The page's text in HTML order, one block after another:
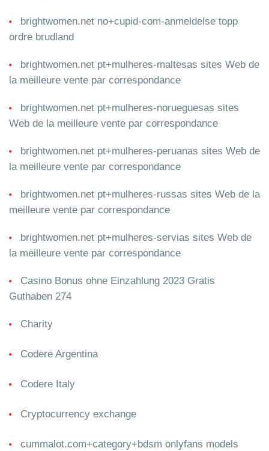
brightwomen.net no+cupid-com-anmeldelse topp
ordre brudland
brightwomen.net pt+mulheres-maltesas sites Web de
la meilleure vente par correspondance
brightwomen.net pt+mulheres-norueguesas sites
Web de la meilleure vente par correspondance
brightwomen.net pt+mulheres-peruanas sites Web de
la meilleure vente par correspondance
brightwomen.net pt+mulheres-russas sites Web de la
meilleure vente par correspondance
brightwomen.net pt+mulheres-servias sites Web de
la meilleure vente par correspondance
Casino Bonus ohne Einzahlung 2023 Gratis
Guthaben 274
Charity
Codere Argentina
Codere Italy
Cryptocurrency exchange
cummalot.com+category+bdsm onlyfans models